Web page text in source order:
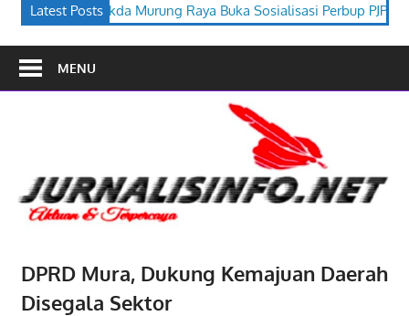
Latest Posts
Murung Raya Buka Sosialisasi Perbup PJPK 2026–2030
MENU
DPRD Mura, Dukung Kemajuan Daerah
Disegala Sektor